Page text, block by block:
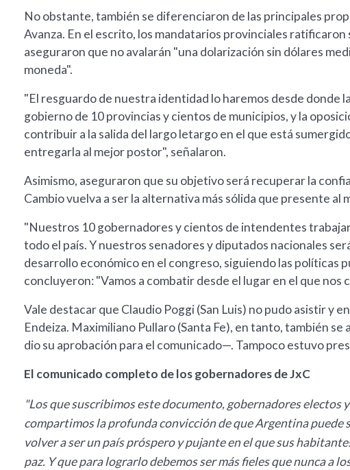
No obstante, también se diferenciaron de las principales
Avanza. En el escrito, los mandatarios provinciales ratificaron
aseguraron que no avalarán "una dolarización sin dólares
moneda".
"El resguardo de nuestra identidad lo haremos desde donde
gobierno de 10 provincias y cientos de municipios, y la
contribuir a la salida del largo letargo en el que está
entregarla al mejor postor", señalaron.
Asimismo, aseguraron que su objetivo será recuperar la
Cambio vuelva a ser la alternativa más sólida que presente
"Nuestros 10 gobernadores y cientos de intendentes
todo el país. Y nuestros senadores y diputados nacionales
desarrollo económico en el congreso, siguiendo las políticas
concluyeron: "Vamos a combatir desde el lugar en el que nos
Vale destacar que Claudio Poggi (San Luis) no pudo asistir y
Endeiza. Maximiliano Pullaro (Santa Fe), en tanto, también
dio su aprobación para el comunicado—. Tampoco estuvo
El comunicado completo de los gobernadores de JxC
"Los que suscribimos este documento, gobernadores electos
compartimos la profunda convicción de que Argentina puede
volver a ser un país próspero y pujante en el que sus
paz. Y que para lograrlo debemos ser más fieles que nunca a